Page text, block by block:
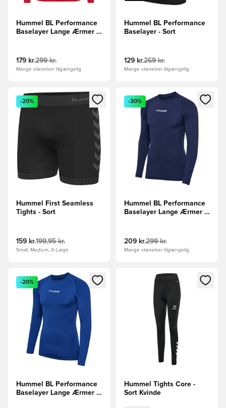
Hummel BL Performance
Baselayer Lange Ærmer -
179 kr.299 kr.
Mange størrelser tilgængelig
Hummel BL Performance
Baselayer - Sort
129 kr.269 kr.
Mange størrelser tilgængelig
Åbner en Modal til at logge ind eller tilmelde dig som
-20%
Hummel First Seamless
Tights - Sort
159 kr.199,95 kr.
Small, Medium, X-Large
Åbner en Modal til at logge
-30%
Hummel BL Performance
Baselayer Lange Ærmer -
209 kr.299 kr.
Mange størrelser tilgængelig
Åbner en Modal til at logge ind eller tilmelde dig som
-20%
Hummel BL Performance
Baselayer Lange Ærmer -
Åbner en Modal til at logge
Hummel Tights Core -
Sort Kvinde